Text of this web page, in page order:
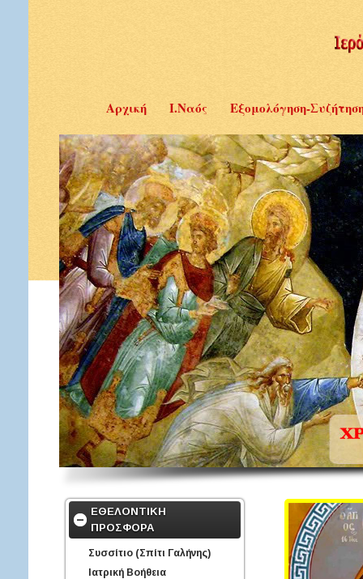
Αρχική Ι.Ναός Εξομολόγηση-
ΕΘΕΛΟΝΤΙΚΗ
ΠΡΟΣΦΟΡΑ
Συσσίτιο (Σπίτι Γαλήνης)
Ιατρική Βοήθεια